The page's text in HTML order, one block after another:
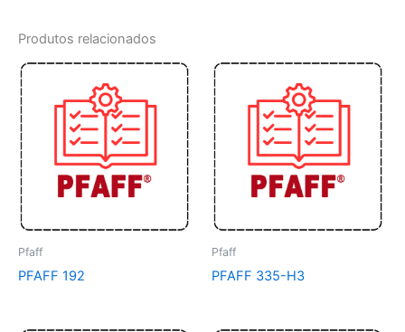
Produtos relacionados
Pfaff
PFAFF 192
Pfaff
PFAFF 335-H3